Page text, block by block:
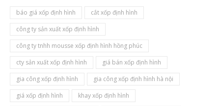
báo giá xốp định hình
cắt xốp định hình
công ty sản xuất xốp định hình
công ty tnhh mousse xốp định hình hồng phúc
cty sản xuất xốp định hình
giá bán xốp định hình
gia công xốp định hình
gia công xốp định hình hà nội
giá xốp định hình
khay xốp định hình